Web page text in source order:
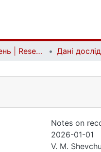
Дані досліджень | Research data
Notes on
2026-01-01
V. M.